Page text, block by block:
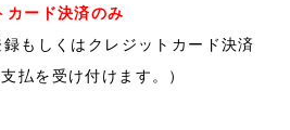
カード決済のみ
録もしくはクレジットカード決済
払を受け付けます。）